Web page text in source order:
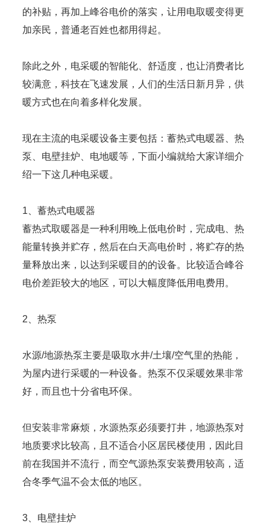
的补贴，再加上峰谷电价的落实，让用电取暖变得更
加亲民，普通老百姓也都用得起。
除此之外，电采暖的智能化、舒适度，也让消费者比
较满意，科技在飞速发展，人们的生活日新月异，供
暖方式也在向着多样化发展。
现在主流的电采暖设备主要包括：蓄热式电暖器、热
泵、电壁挂炉、电地暖等，下面小编就给大家详细介
绍一下这几种电采暖。
1、蓄热式电暖器
蓄热式取暖器是一种利用晚上低电价时，完成电、热
能量转换并贮存，然后在白天高电价时，将贮存的热
量释放出来，以达到采暖目的的设备。比较适合峰谷
电价差距较大的地区，可以大幅度降低用电费用。
2、热泵
水源/地源热泵主要是吸取水井/土壤/空气里的热能，
为屋内进行采暖的一种设备。热泵不仅采暖效果非常
好，而且也十分省电环保。
但安装非常麻烦，水源热泵必须要打井，地源热泵对
地质要求比较高，且不适合小区居民楼使用，因此目
前在我国并不流行，而空气源热泵安装费用较高，适
合冬季气温不会太低的地区。
3、电壁挂炉